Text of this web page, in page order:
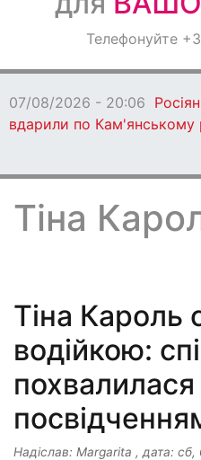
ОголошенняТелефонуйте
07/08/2026 - 17:29
У
Дніпрі зникли двоє
Тіна
Тіна Кароль
водійкою:
Надіслав: Margarita , дата: сб,